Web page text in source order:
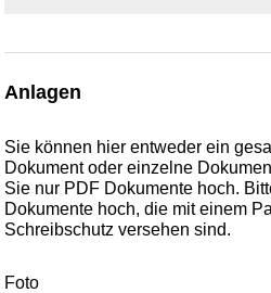
Anlagen
Sie können hier entweder ein
Dokument oder einzelne
Sie nur PDF Dokumente hoch.
Dokumente hoch, die mit einem
Schreibschutz versehen sind.
Foto